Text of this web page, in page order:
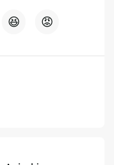
😆 😡